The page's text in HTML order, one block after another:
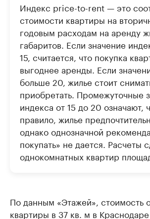
Индекс price-to-rent — это
стоимости квартиры на
годовым расходам на аренду
габаритов. Если значение
15, считается, что покупка
выгоднее аренды. Если
больше 20, жилье стоит
приобретать. Промежуточные
индекса от 15 до 20 означают,
правило, жилье
однако однозначной
покупать» не дается. Расчеты
однокомнатных квартир
По данным «Этажей», стоимость
квартиры в 37 кв. м в